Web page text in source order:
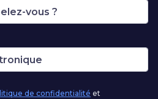
de confidentialité et